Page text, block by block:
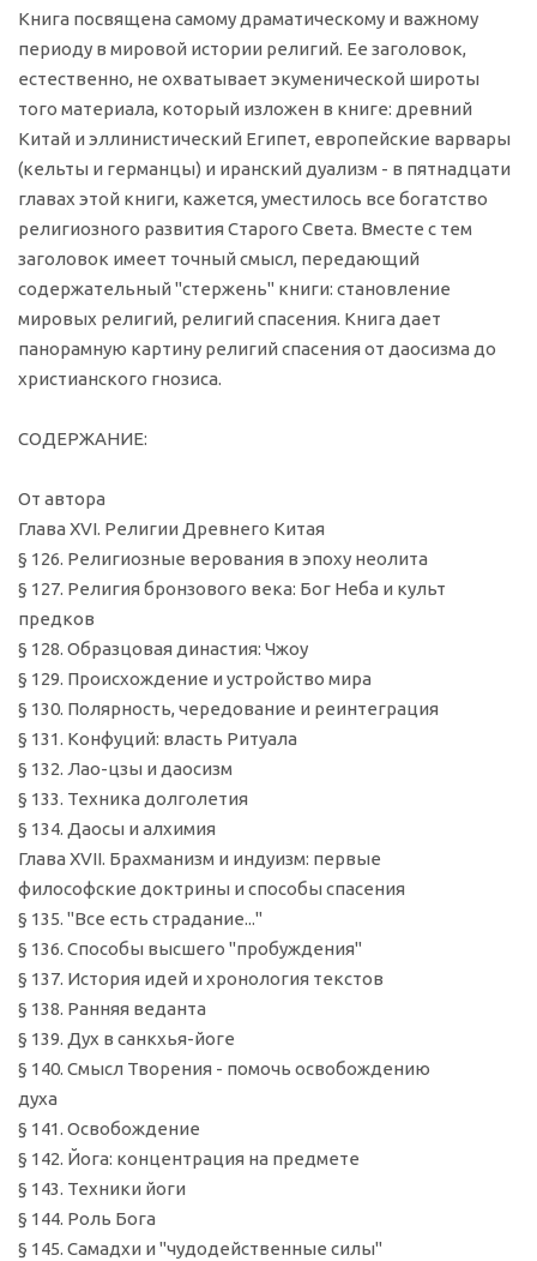
Книга посвящена самому драматическому и важному
периоду в мировой истории религий. Ее заголовок,
естественно, не охватывает экуменической широты
того материала, который изложен в книге: древний
Китай и эллинистический Египет, европейские варвары
(кельты и германцы) и иранский дуализм - в пятнадцати
главах этой книги, кажется, уместилось все богатство
религиозного развития Старого Света. Вместе с тем
заголовок имеет точный смысл, передающий
содержательный "стержень" книги: становление
мировых религий, религий спасения. Книга дает
панорамную картину религий спасения от даосизма до
христианского гнозиса.
СОДЕРЖАНИЕ:
От автора
Глава XVI. Религии Древнего Китая
§ 126. Религиозные верования в эпоху неолита
§ 127. Религия бронзового века: Бог Неба и культ
предков
§ 128. Образцовая династия: Чжоу
§ 129. Происхождение и устройство мира
§ 130. Полярность, чередование и реинтеграция
§ 131. Конфуций: власть Ритуала
§ 132. Лао-цзы и даосизм
§ 133. Техника долголетия
§ 134. Даосы и алхимия
Глава XVII. Брахманизм и индуизм: первые
философские доктрины и способы спасения
§ 135. "Все есть страдание..."
§ 136. Способы высшего "пробуждения"
§ 137. История идей и хронология текстов
§ 138. Ранняя веданта
§ 139. Дух в санкхья-йоге
§ 140. Смысл Творения - помочь освобождению
духа
§ 141. Освобождение
§ 142. Йога: концентрация на предмете
§ 143. Техники йоги
§ 144. Роль Бога
§ 145. Самадхи и "чудодейственные силы"